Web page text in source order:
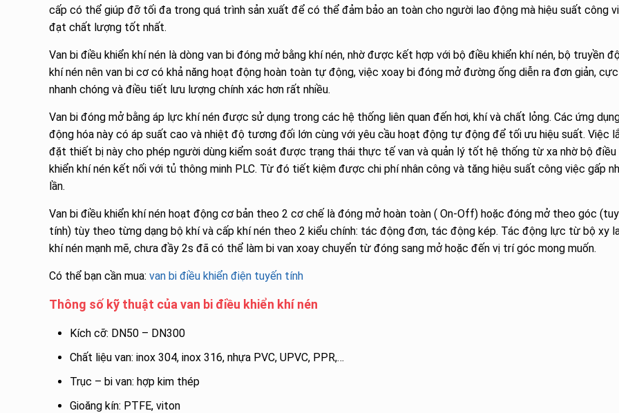
cấp có thể giúp đỡ tối đa trong quá trình sản xuất để có thể đảm bảo an toàn cho người lao động mà hiệu suất công
đạt chất lượng tốt nhất.
Van bi điều khiển khí nén là dòng van bi đóng mở bằng khí nén, nhờ được kết hợp với bộ điều khiển khí nén, bộ truyền
khí nén nên van bi cơ có khả năng hoạt động hoàn toàn tự động, việc xoay bi đóng mở đường ống diễn ra đơn giản,
nhanh chóng và điều tiết lưu lượng chính xác hơn rất nhiều.
Van bi đóng mở bằng áp lực khí nén được sử dụng trong các hệ thống liên quan đến hơi, khí và chất lỏng. Các ứng
động hóa này có áp suất cao và nhiệt độ tương đối lớn cùng với yêu cầu hoạt động tự động để tối ưu hiệu suất. Việc
đặt thiết bị này cho phép người dùng kiểm soát được trạng thái thực tế van và quản lý tốt hệ thống từ xa nhờ bộ điều
khiển khí nén kết nối với tủ thông minh PLC. Từ đó tiết kiệm được chi phí nhân công và tăng hiệu suất công việc gấp
lần.
Van bi điều khiển khí nén hoạt động cơ bản theo 2 cơ chế là đóng mở hoàn toàn ( On-Off) hoặc đóng mở theo góc
tính) tùy theo từng dạng bộ khí và cấp khí nén theo 2 kiểu chính: tác động đơn, tác động kép. Tác động lực từ bộ xy
khí nén mạnh mẽ, chưa đầy 2s đã có thể làm bi van xoay chuyển từ đóng sang mở hoặc đến vị trí góc mong muốn.
Có thể bạn cần mua: van bi điều khiển điện tuyến tính
Thông số kỹ thuật của van bi điều khiển khí nén
Kích cỡ: DN50 – DN300
Chất liệu van: inox 304, inox 316, nhựa PVC, UPVC, PPR,…
Trục – bi van: hợp kim thép
Gioăng kín: PTFE, viton